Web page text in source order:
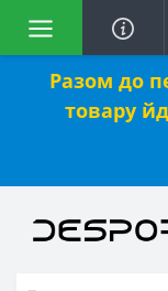
Разом до
товару